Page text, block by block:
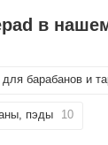
в
барабанов и
пэды 10